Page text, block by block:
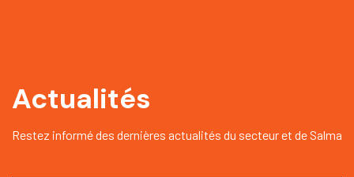
Actualités
Restez informé des dernières actualités du secteur et de Salma